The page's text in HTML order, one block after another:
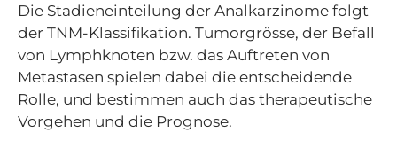
Die Stadieneinteilung der Analkarzinome folgt
der TNM-Klassifikation. Tumorgrösse, der Befall
von Lymphknoten bzw. das Auftreten von
Metastasen spielen dabei die entscheidende
Rolle, und bestimmen auch das therapeutische
Vorgehen und die Prognose.